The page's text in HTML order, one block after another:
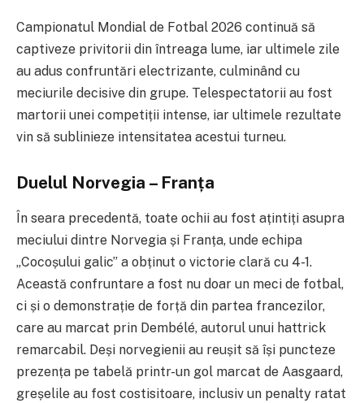
Campionatul Mondial de Fotbal 2026 continuă să
captiveze privitorii din întreaga lume, iar ultimele zile
au adus confruntări electrizante, culminând cu
meciurile decisive din grupe. Telespectatorii au fost
martorii unei competiții intense, iar ultimele rezultate
vin să sublinieze intensitatea acestui turneu.
Duelul Norvegia – Franța
În seara precedentă, toate ochii au fost ațintiți asupra
meciului dintre Norvegia și Franța, unde echipa
„Cocoșului galic” a obținut o victorie clară cu 4-1.
Această confruntare a fost nu doar un meci de fotbal,
ci și o demonstrație de forță din partea francezilor,
care au marcat prin Dembélé, autorul unui hattrick
remarcabil. Deși norvegienii au reușit să își puncteze
prezența pe tabelă printr-un gol marcat de Aasgaard,
greșelile au fost costisitoare, inclusiv un penalty ratat